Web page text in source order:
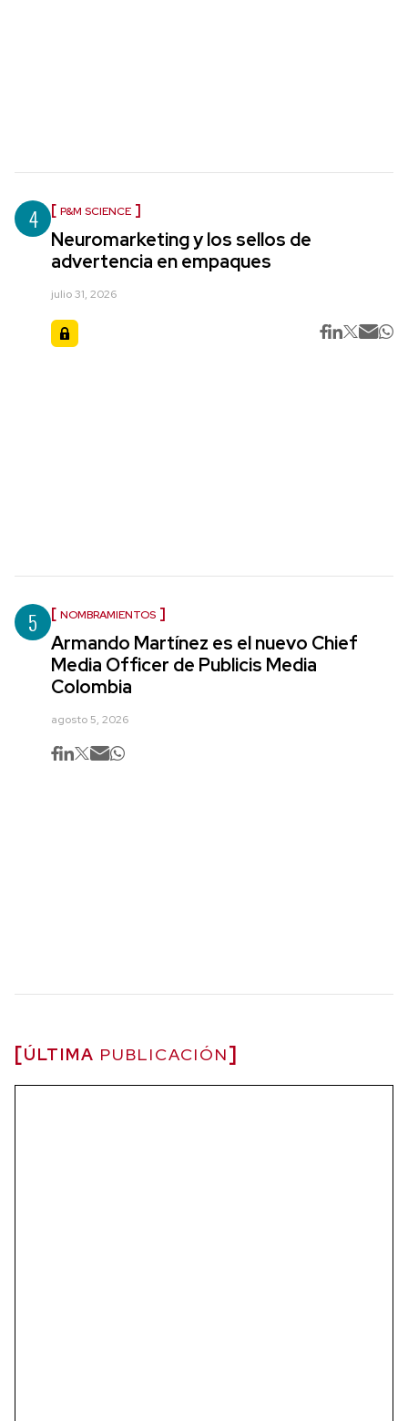
4 P&M SCIENCE
Neuromarketing y los sellos de
advertencia en empaques
julio 31, 2026
5 NOMBRAMIENTOS
Armando Martínez es el nuevo Chief
Media Officer de Publicis Media
Colombia
agosto 5, 2026
ÚLTIMA PUBLICACIÓN